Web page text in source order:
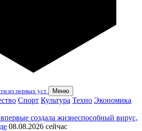
из первых уст Меню
Спорт Культура Техно Экономика
создала жизнеспособный вирус,
08.08.2026 сейчас